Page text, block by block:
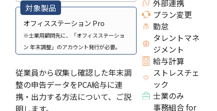
対象製品
オフィスステーション Pro
※士業用顧問先に、「オフィスステーショ
ン 年末調整」のアカウント発行が必要。
従業員から収集し確認した年末調
整の申告データをPCA給与に連
携・出力する方法について、ご説
明します。
外部連携
プラン変更
勤怠
タレントマネ
ジメント
給与計算
ストレスチェ
ック
士業のみ
事務組合 for